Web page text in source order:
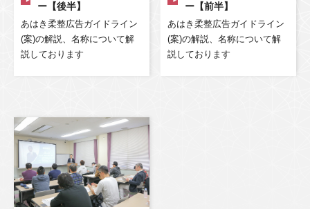
ー【後半】
あはき柔整広告ガイドライン
(案)の解説、名称について解
説しております
ー【前半】
あはき柔整広告ガイドライン
(案)の解説、名称について解
説しております